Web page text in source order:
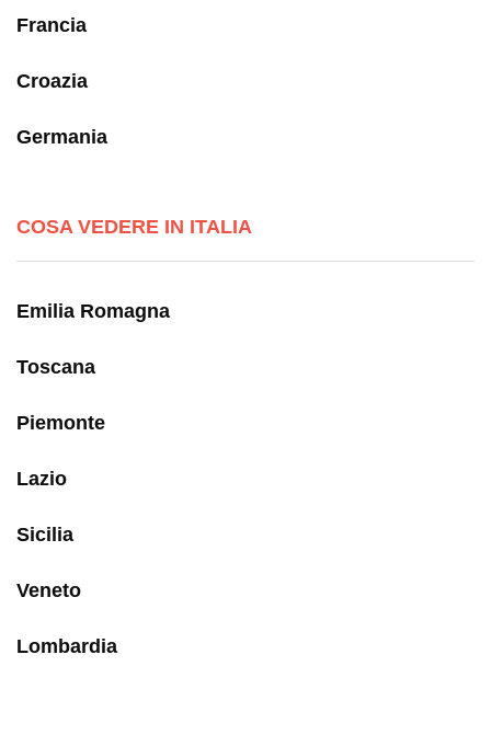
Francia
Croazia
Germania
COSA VEDERE IN ITALIA
Emilia Romagna
Toscana
Piemonte
Lazio
Sicilia
Veneto
Lombardia